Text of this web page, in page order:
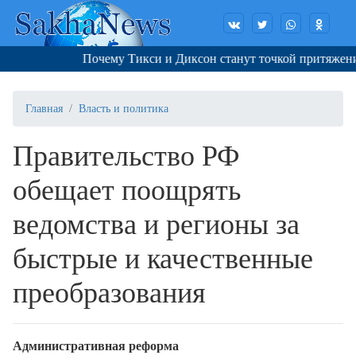
Почему Тикси и Диксон станут точкой притяжения
Главная Власть и политика
Правительство РФ
обещает поощрять
ведомства и регионы за
быстрые и качественные
преобразования
Административная реформа